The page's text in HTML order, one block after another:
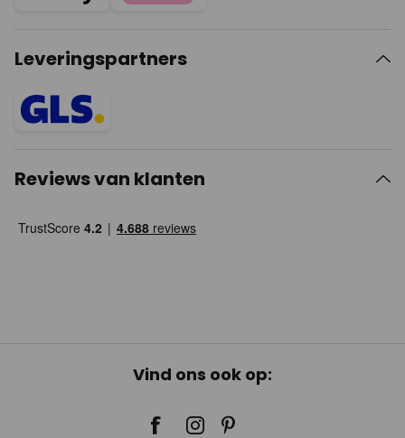
Leveringspartners
Reviews van klanten
Vind ons ook op: